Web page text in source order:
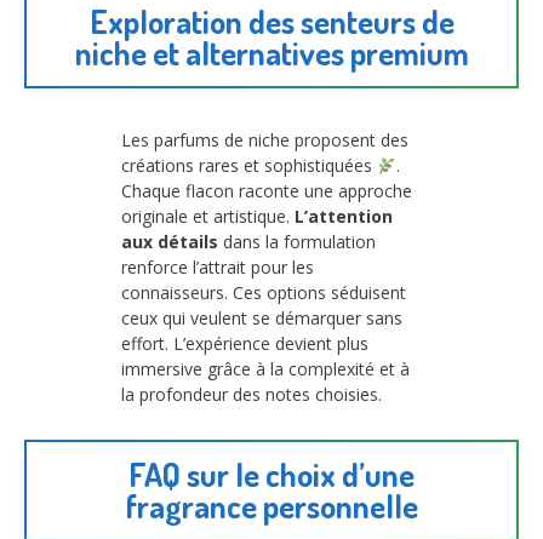
Exploration des senteurs de
niche et alternatives premium
Les parfums de niche proposent des
créations rares et sophistiquées
.
Chaque flacon raconte une approche
originale et artistique. L’attention
aux détails dans la formulation
renforce l’attrait pour les
connaisseurs. Ces options séduisent
ceux qui veulent se démarquer sans
effort. L’expérience devient plus
immersive grâce à la complexité et à
la profondeur des notes choisies.
FAQ sur le choix d’une
fragrance personnelle